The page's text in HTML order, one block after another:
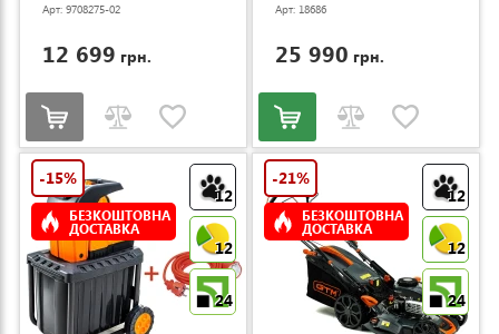
Арт: 9708275-02
12 699 грн.
Арт: 18686
25 990 грн.
12
12
24
-15%
БЕЗКОШТОВНА
ДОСТАВКА
12
12
24
-21%
БЕЗКОШТОВНА
ДОСТАВКА